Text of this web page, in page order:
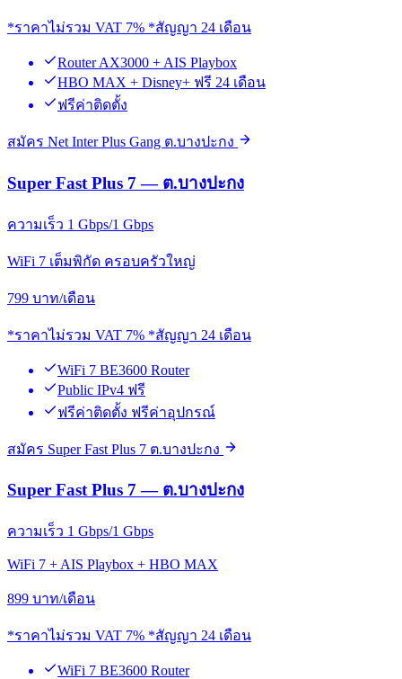
*ราคาไม่รวม VAT 7% *สัญญา 24 เดือน
Router AX3000 + AIS Playbox
HBO MAX + Disney+ ฟรี 24 เดือน
ฟรีค่าติดตั้ง
สมัคร Net Inter Plus Gang ต.บางปะกง
Super Fast Plus 7 — ต.บางปะกง
ความเร็ว 1 Gbps/1 Gbps
WiFi 7 เต็มพิกัด ครอบครัวใหญ่
799 บาท/เดือน
*ราคาไม่รวม VAT 7% *สัญญา 24 เดือน
WiFi 7 BE3600 Router
Public IPv4 ฟรี
ฟรีค่าติดตั้ง ฟรีค่าอุปกรณ์
สมัคร Super Fast Plus 7 ต.บางปะกง
Super Fast Plus 7 — ต.บางปะกง
ความเร็ว 1 Gbps/1 Gbps
WiFi 7 + AIS Playbox + HBO MAX
899 บาท/เดือน
*ราคาไม่รวม VAT 7% *สัญญา 24 เดือน
WiFi 7 BE3600 Router